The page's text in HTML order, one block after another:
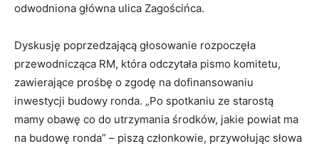
odwodniona główna ulica Zagościńca.
Dyskusję poprzedzającą głosowanie rozpoczęła
przewodnicząca RM, która odczytała pismo komitetu,
zawierające prośbę o zgodę na dofinansowaniu
inwestycji budowy ronda. „Po spotkaniu ze starostą
mamy obawę co do utrzymania środków, jakie powiat ma
na budowę ronda” – piszą członkowie, przywołując słowa